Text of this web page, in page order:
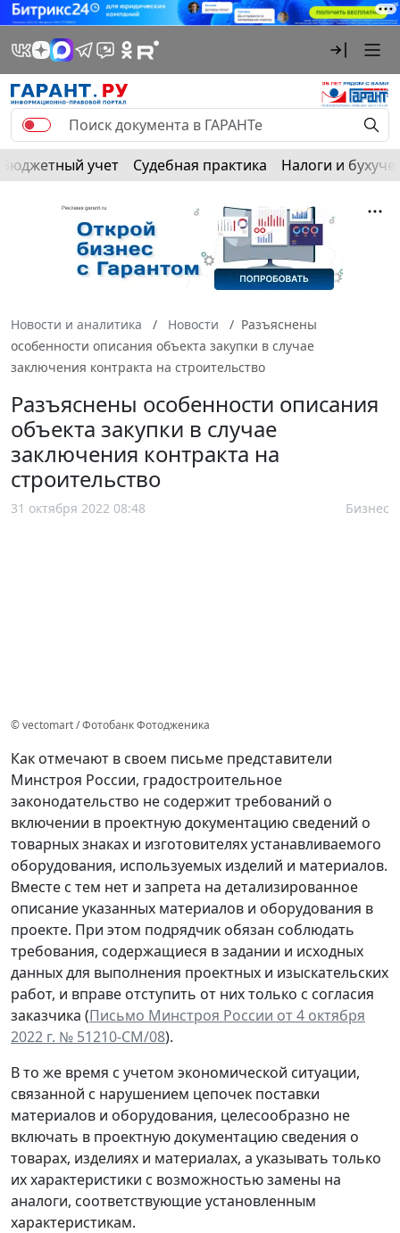
Бюджетный учет Судебная практика Налоги и
Новости и аналитика Новости
Разъяснены
особенности описания объекта закупки в случае
заключения контракта на строительство
Разъяснены особенности описания
объекта закупки в случае
заключения контракта на
строительство
31 октября 2022 08:48 Бизнес
© vectomart / Фотобанк Фотодженика
Как отмечают в своем письме представители
Минстроя России, градостроительное
законодательство не содержит требований о
включении в проектную документацию сведений о
товарных знаках и изготовителях устанавливаемого
оборудования, используемых изделий и материалов.
Вместе с тем нет и запрета на детализированное
описание указанных материалов и оборудования в
проекте. При этом подрядчик обязан соблюдать
требования, содержащиеся в задании и исходных
данных для выполнения проектных и изыскательских
работ, и вправе отступить от них только с согласия
заказчика (Письмо Минстроя России от 4 октября
2022 г. № 51210-СМ/08).
В то же время с учетом экономической ситуации,
связанной с нарушением цепочек поставки
материалов и оборудования, целесообразно не
включать в проектную документацию сведения о
товарах, изделиях и материалах, а указывать только
их характеристики с возможностью замены на
аналоги, соответствующие установленным
характеристикам.